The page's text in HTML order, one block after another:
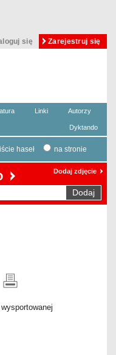
się Zarejestruj się
Linki Autorzy
Dyktando
haseł na stronie
Dodaj zdjęcie